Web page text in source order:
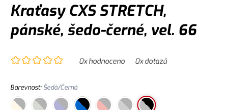
Kraťasy CXS STRETCH,
pánské, šedo-černé, vel. 66
0x hodnoceno 0x dotazů
Barevnost: Šedá/Černá